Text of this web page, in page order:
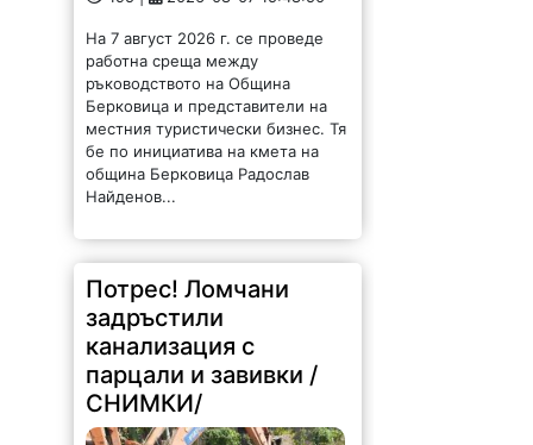
На 7 август 2026 г. се проведе
работна среща между
ръководството на Община
Берковица и представители на
местния туристически бизнес. Тя
бе по инициатива на кмета на
община Берковица Радослав
Найденов...
Потрес! Ломчани
задръстили
канализация с
парцали и завивки /
СНИМКИ/